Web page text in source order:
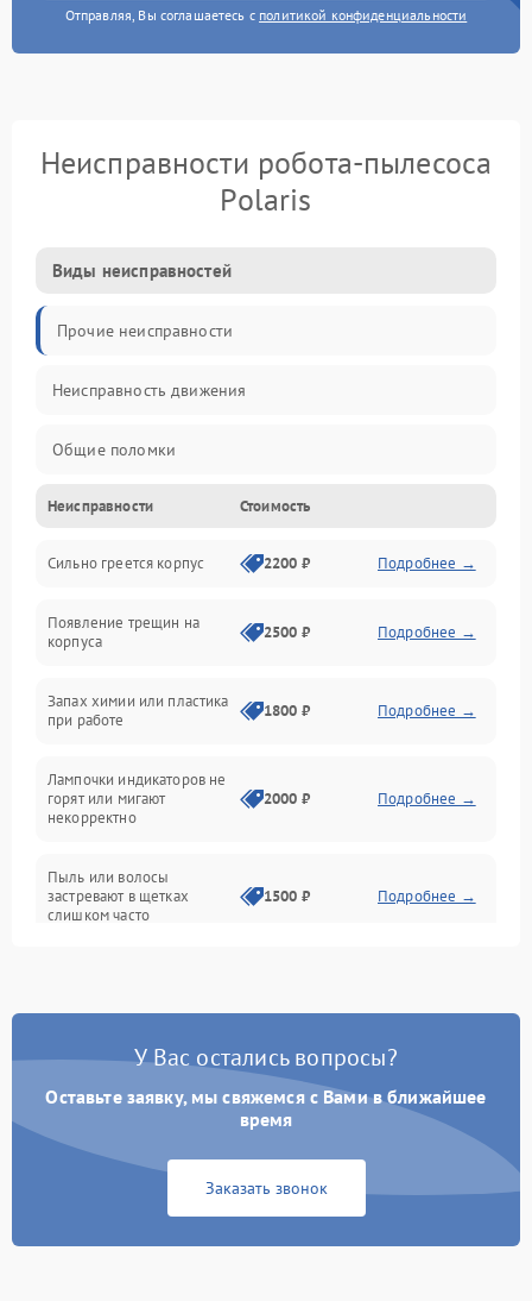
Отправляя, Вы соглашаетесь с политикой конфиденциальности
Неисправности робота-пылесоса
Polaris
Виды неисправностей
Прочие неисправности
Неисправность движения
Общие поломки
Неисправность датчиков
Неисправность программного обеспечения
Проблемы с сигналом
Батарея
Программные сбои
Неисправности Стоимость
Сильно греется корпус 2200 ₽ Подробнее →
Появление трещин на
корпуса
2500 ₽ Подробнее →
Запах химии или пластика
при работе
1800 ₽ Подробнее →
Лампочки индикаторов не
горят или мигают
некорректно
2000 ₽ Подробнее →
Пыль или волосы
застревают в щетках
слишком часто
1500 ₽ Подробнее →
У Вас остались вопросы?
Оставьте заявку, мы свяжемся с Вами в ближайшее
время
Заказать звонок